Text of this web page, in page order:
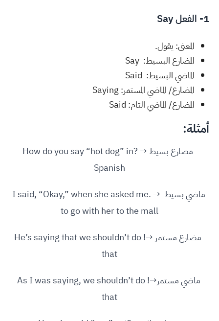
1- الفعل Say
المعنى: يقول.
المضارع البسيط: Say
الماضي البسيط: Said
المضارع/ الماضي المستمر: Saying
المضارع/ الماضي التام: Said
أمثلة:
مضارع بسيط → ?How do you say “hot dog” in
Spanish
ماضي بسيط → .I said, “Okay,” when she asked me
to go with her to the mall
مضارع مستمر →! He’s saying that we shouldn’t do
that
ماضي مستمر→! As I was saying, we shouldn’t do
that